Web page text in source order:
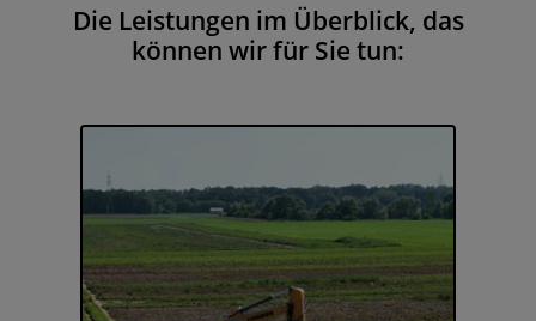
Die Leistungen im Überblick, das
können wir für Sie tun: